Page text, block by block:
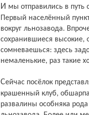
И мы отправились в путь с переписчицами Софией Устиновой и Клавдией Щёголевой.
Первый населённый
вокруг льнозавода.
сохранившиеся высокие,
сомневаешься: здесь
немаленькие, раз такие
Сейчас посёлок представляет собой не очень жизнерадостное зрелище. Давно не
крашенный клуб,
развалины особняка